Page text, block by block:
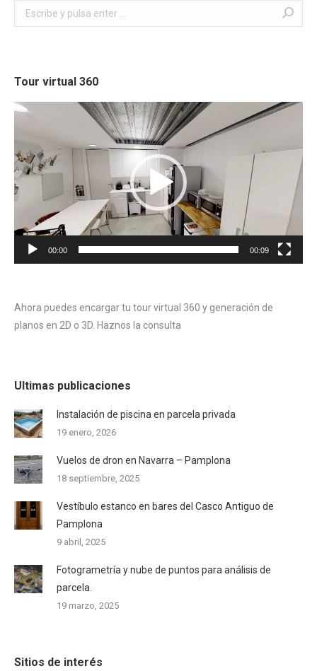
Buscar:
Tour virtual 360
Reproductor
00:00 00:09
Ahora puedes encargar tu tour virtual 360 y generación de
planos en 2D o 3D. Haznos la consulta
Ultimas publicaciones
Instalación de piscina en parcela privada
19 enero, 2026
Vuelos de dron en Navarra – Pamplona
18 septiembre, 2025
Vestíbulo estanco en bares del Casco Antiguo de
Pamplona
9 abril, 2025
Fotogrametría y nube de puntos para análisis de
parcela.
19 marzo, 2025
Sitios de interés